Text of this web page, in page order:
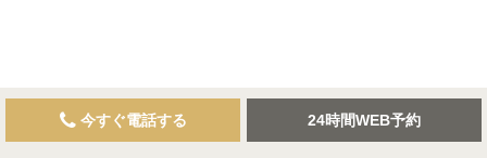
今すぐ電話する 24時間WEB予約